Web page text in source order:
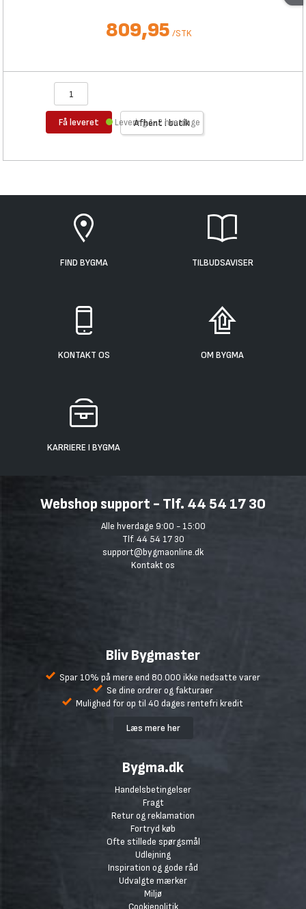
809,95 /STK
Få leveret Afhent i butik
Levering 1-2 hverdage
FIND BYGMA TILBUDSAVISER
KONTAKT OS OM BYGMA
KARRIERE I BYGMA
Webshop support - Tlf. 44 54 17 30
Alle hverdage 9:00 - 15:00
Tlf. 44 54 17 30
support@bygmaonline.dk
Kontakt os
Bliv Bygmaster
Spar 10% på mere end 80.000 ikke nedsatte varer
Se dine ordrer og fakturaer
Mulighed for op til 40 dages rentefri kredit
Læs mere her
Bygma.dk
Handelsbetingelser
Fragt
Retur og reklamation
Fortryd køb
Ofte stillede spørgsmål
Udlejning
Inspiration og gode råd
Udvalgte mærker
Miljø
Cookiepolitik